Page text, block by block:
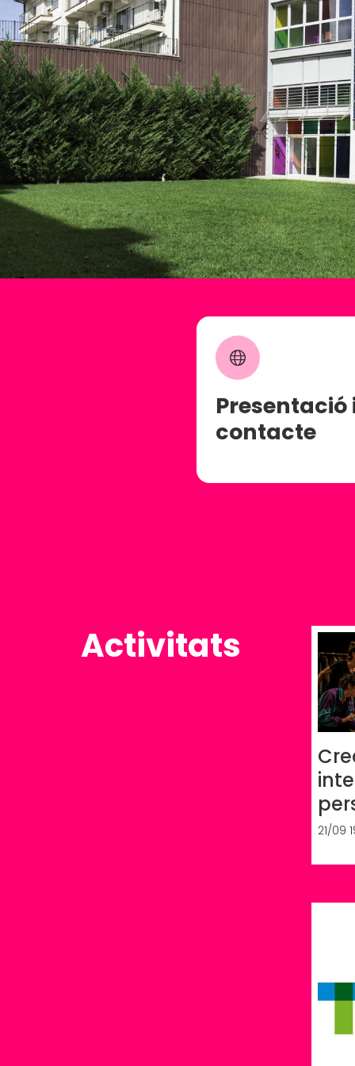
Presentació
contacte
Activitats
21/09